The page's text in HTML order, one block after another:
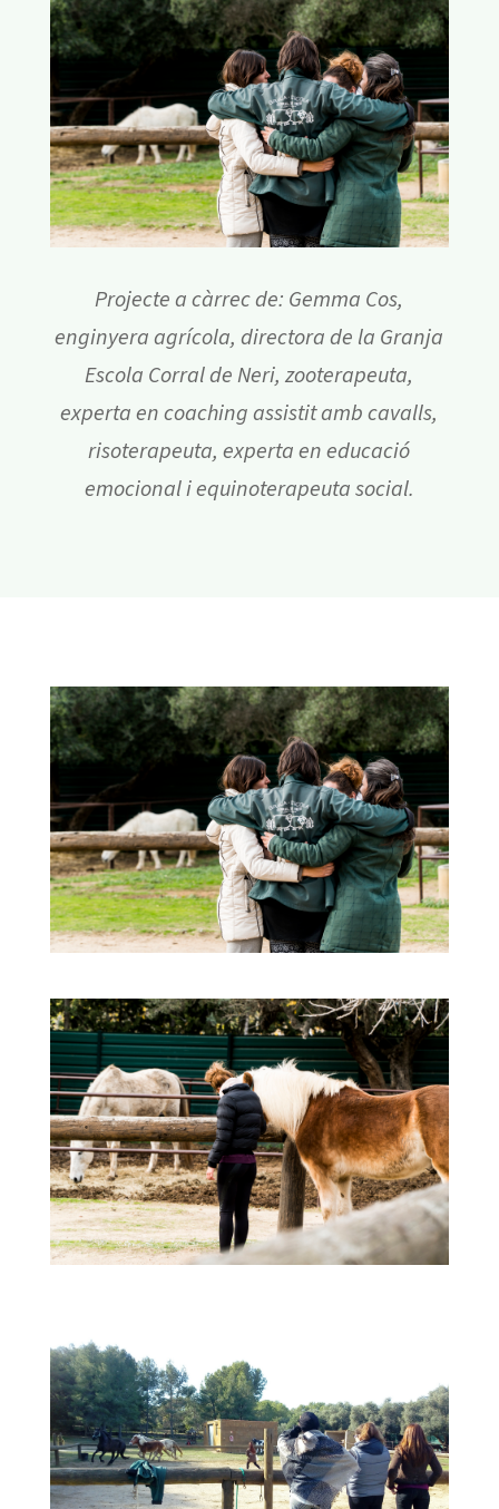
Projecte a càrrec de: Gemma Cos,
enginyera agrícola, directora de la Granja
Escola Corral de Neri, zooterapeuta,
experta en coaching assistit amb cavalls,
risoterapeuta, experta en educació
emocional i equinoterapeuta social.